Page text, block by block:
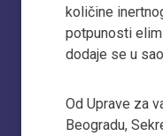
količine
potpunosti
dodaje se u
Od Uprave za
Beogradu,